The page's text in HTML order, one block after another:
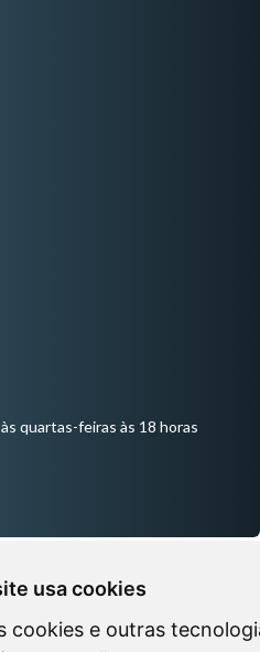
usa cookies
cookies e outras
quartas-feiras às 18 horas